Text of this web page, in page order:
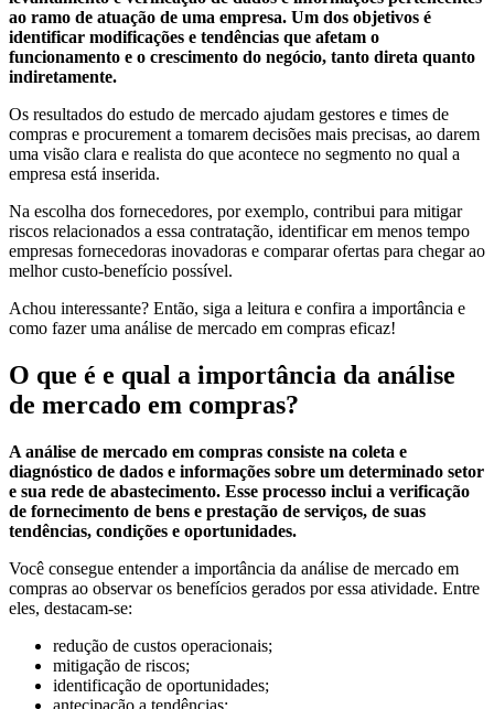
ao ramo de atuação de uma empresa. Um dos objetivos é
identificar modificações e tendências que afetam o
funcionamento e o crescimento do negócio, tanto direta quanto
indiretamente.
Os resultados do estudo de mercado ajudam gestores e times de
compras e procurement a tomarem decisões mais precisas, ao darem
uma visão clara e realista do que acontece no segmento no qual a
empresa está inserida.
Na escolha dos fornecedores, por exemplo, contribui para mitigar
riscos relacionados a essa contratação, identificar em menos tempo
empresas fornecedoras inovadoras e comparar ofertas para chegar ao
melhor custo-benefício possível.
Achou interessante? Então, siga a leitura e confira a importância e
como fazer uma análise de mercado em compras eficaz!
O que é e qual a importância da análise
de mercado em compras?
A análise de mercado em compras consiste na coleta e
diagnóstico de dados e informações sobre um determinado setor
e sua rede de abastecimento. Esse processo inclui a verificação
de fornecimento de bens e prestação de serviços, de suas
tendências, condições e oportunidades.
Você consegue entender a importância da análise de mercado em
compras ao observar os benefícios gerados por essa atividade. Entre
eles, destacam-se:
redução de custos operacionais;
mitigação de riscos;
identificação de oportunidades;